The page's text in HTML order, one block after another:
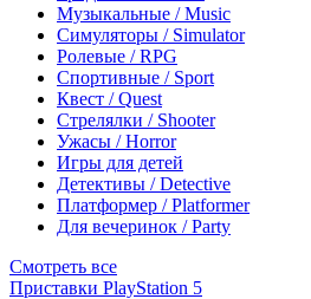
Музыкальные / Music
Симуляторы / Simulator
Ролевые / RPG
Спортивные / Sport
Квест / Quest
Стрелялки / Shooter
Ужасы / Horror
Игры для детей
Детективы / Detective
Платформер / Platformer
Для вечеринок / Party
Смотреть все
Приставки PlayStation 5